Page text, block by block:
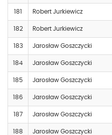
181 Robert Jurkiewicz
182 Robert Jurkiewicz
183 Jarosław Goszczycki
184 Jarosław Goszczycki
185 Jarosław Goszczycki
186 Jarosław Goszczycki
187 Jarosław Goszczycki
188 Jarosław Goszczycki